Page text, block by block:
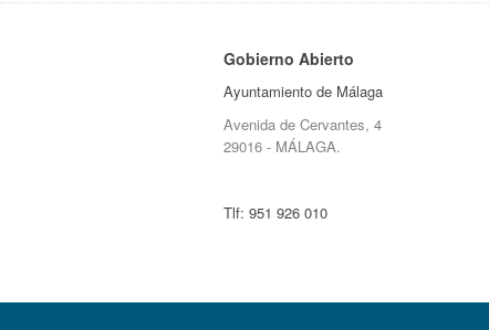
Gobierno Abierto
Ayuntamiento de Málaga
Avenida de Cervantes, 4
29016 - MÁLAGA.
Tlf: 951 926 010